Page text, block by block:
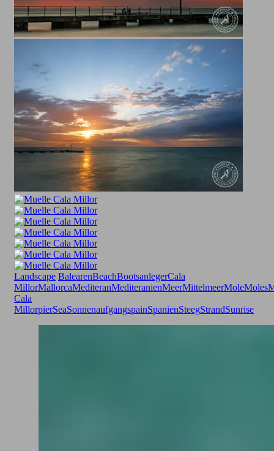
Landscape BalearenBeachBootsanlegerCala
MillorMallorcaMediteranMediteranienMeerMittelmeerMoleMoles
Cala
MillorpierSeaSonnenaufgangspainSpanienSteegStrandSunrise